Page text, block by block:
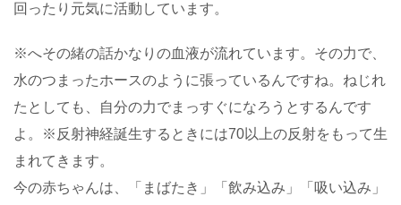
回ったり元気に活動しています。
※へその緒の話かなりの血液が流れています。その力で、
水のつまったホースのように張っているんですね。ねじれ
たとしても、自分の力でまっすぐになろうとするんです
よ。※反射神経誕生するときには70以上の反射をもって生
まれてきます。
今の赤ちゃんは、「まばたき」「飲み込み」「吸い込み」